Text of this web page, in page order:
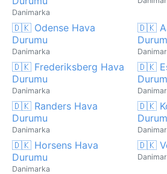
Danimarka
🇩🇰 Odense Hava
Durumu
Danimarka
🇩🇰
🇩🇰 Frederiksberg Hava
Durumu
Danimarka
🇩🇰
🇩🇰 Randers Hava
Durumu
Danimarka
🇩🇰
🇩🇰 Horsens Hava
Durumu
Danimarka
🇩🇰